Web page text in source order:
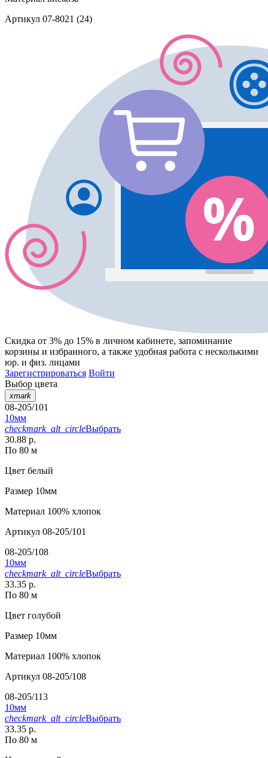
Артикул 07-8021 (24)
Скидка от 3% до 15% в личном кабинете, запоминание
корзины и избранного, а также удобная работа с несколькими
юр. и физ. лицами
Зарегистрироваться Войти
Выбор цвета
xmark
08-205/101
10мм
checkmark_alt_circleВыбрать
30.88 р.
По 80 м
Цвет белый
Размер 10мм
Материал 100% хлопок
Артикул 08-205/101
08-205/108
10мм
checkmark_alt_circleВыбрать
33.35 р.
По 80 м
Цвет голубой
Размер 10мм
Материал 100% хлопок
Артикул 08-205/108
08-205/113
10мм
checkmark_alt_circleВыбрать
33.35 р.
По 80 м